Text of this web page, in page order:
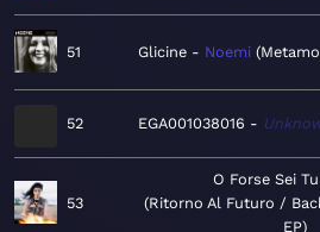
51 Glicine Noemi
52 EGA001038016
53
O Forse Sei Tu
Ritorno Al Futuro /
EP